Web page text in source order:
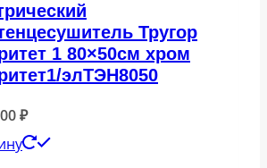
Тругор
1 80×50см хром
элТЭН8050
₽